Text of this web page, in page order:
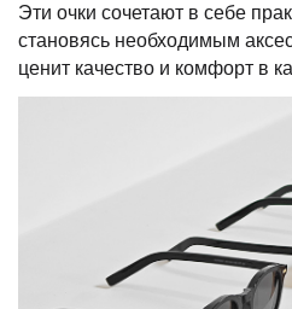
Эти очки сочетают в себе
становясь необходимым
ценит качество и комфорт в